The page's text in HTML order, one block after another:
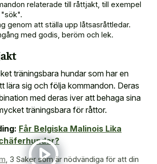
relaterade till råttjakt, till exempel
genom att ställa upp låtsasråttledar.
med godis, beröm och lek.
träningsbara hundar som har en
lära sig och följa kommandon. Deras
med deras iver att behaga sina
träningsbara för råttor.
Får Belgiska Malinois Lika
3 Saker som är nödvändiga för att din